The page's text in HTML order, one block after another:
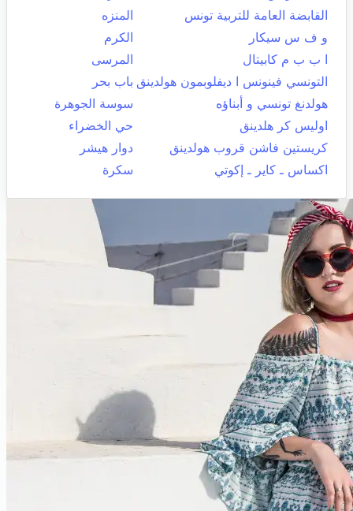
القابضة العامة للتربية تونس
المنزه
و ف س سيكار
الكرم
ا ب ب م كابيتال
المرسى
التونسي فينونس ا ديفلوبمون هولدينق باب بحر
هولدنغ تونسي و أبناؤه
سوسة الجوهرة
اوليس كر هلدينق
حي الخضراء
كريستين فاشن قروب هولدينق
دوار هيشر
اكساس ـ كاير ـ إكوتي
سكرة